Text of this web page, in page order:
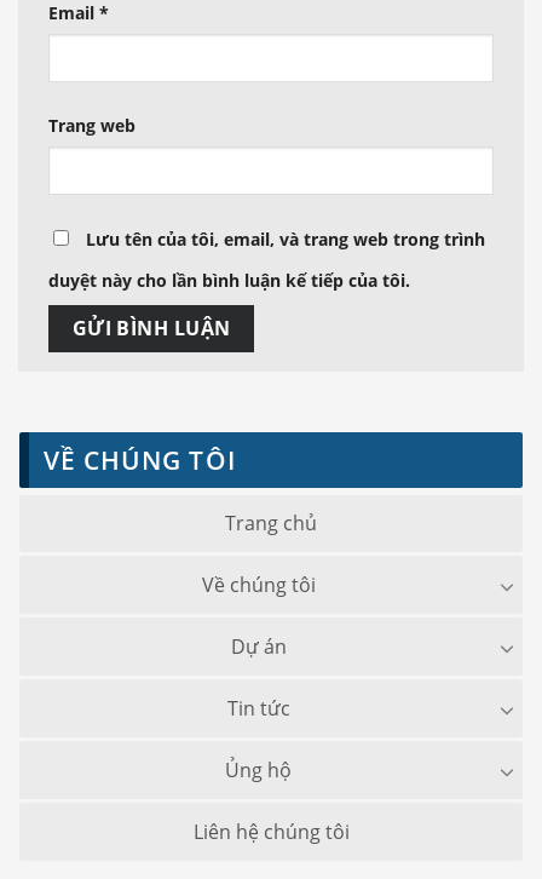
Email *
Trang web
Lưu tên của tôi, email, và trang web trong trình
duyệt này cho lần bình luận kế tiếp của tôi.
VỀ CHÚNG TÔI
Trang chủ
Về chúng tôi
Dự án
Tin tức
Ủng hộ
Liên hệ chúng tôi